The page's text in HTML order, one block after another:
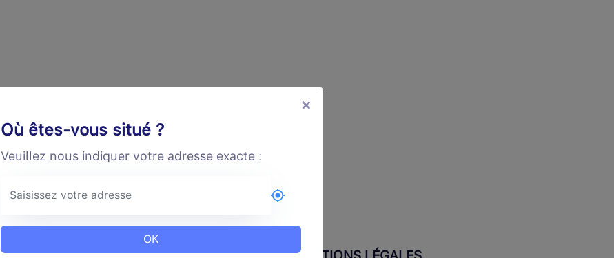
×
Où êtes-vous situé ?
Veuillez nous indiquer votre adresse exacte :
OK